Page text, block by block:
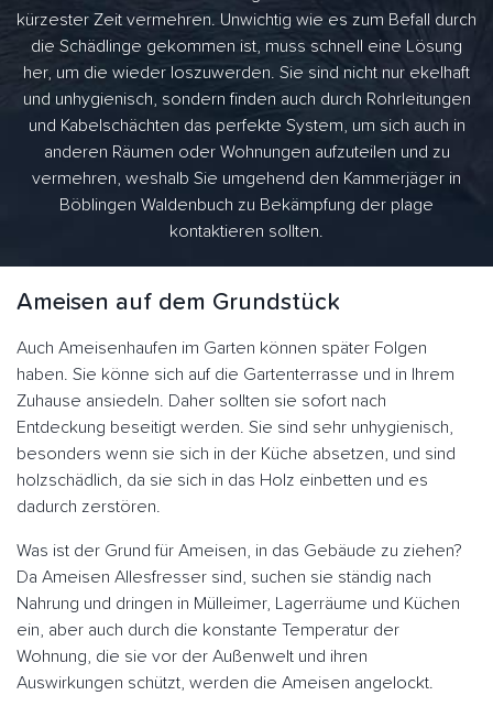
kürzester Zeit vermehren. Unwichtig wie es zum Befall durch
die Schädlinge gekommen ist, muss schnell eine Lösung
her, um die wieder loszuwerden. Sie sind nicht nur ekelhaft
und unhygienisch, sondern finden auch durch Rohrleitungen
und Kabelschächten das perfekte System, um sich auch in
anderen Räumen oder Wohnungen aufzuteilen und zu
vermehren, weshalb Sie umgehend den Kammerjäger in
Böblingen Waldenbuch zu Bekämpfung der plage
kontaktieren sollten.
Ameisen auf dem Grundstück
Auch Ameisenhaufen im Garten können später Folgen
haben. Sie könne sich auf die Gartenterrasse und in Ihrem
Zuhause ansiedeln. Daher sollten sie sofort nach
Entdeckung beseitigt werden. Sie sind sehr unhygienisch,
besonders wenn sie sich in der Küche absetzen, und sind
holzschädlich, da sie sich in das Holz einbetten und es
dadurch zerstören.
Was ist der Grund für Ameisen, in das Gebäude zu ziehen?
Da Ameisen Allesfresser sind, suchen sie ständig nach
Nahrung und dringen in Mülleimer, Lagerräume und Küchen
ein, aber auch durch die konstante Temperatur der
Wohnung, die sie vor der Außenwelt und ihren
Auswirkungen schützt, werden die Ameisen angelockt.